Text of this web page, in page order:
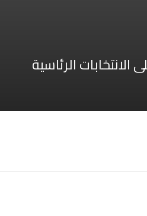
الرئاسية